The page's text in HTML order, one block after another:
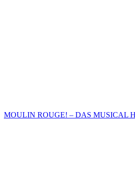
MOULIN ROUGE! – DAS MUSICAL